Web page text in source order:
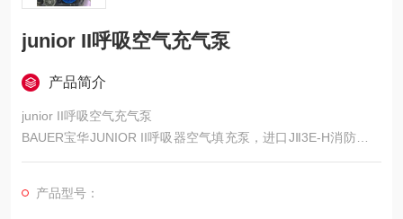
junior II呼吸空气充气泵
产品简介
junior II呼吸空气充气泵
BAUER宝华JUNIOR II呼吸器空气填充泵，进口JⅡ3E-H消防用空
气充气泵，空气压缩机。
产品型号：